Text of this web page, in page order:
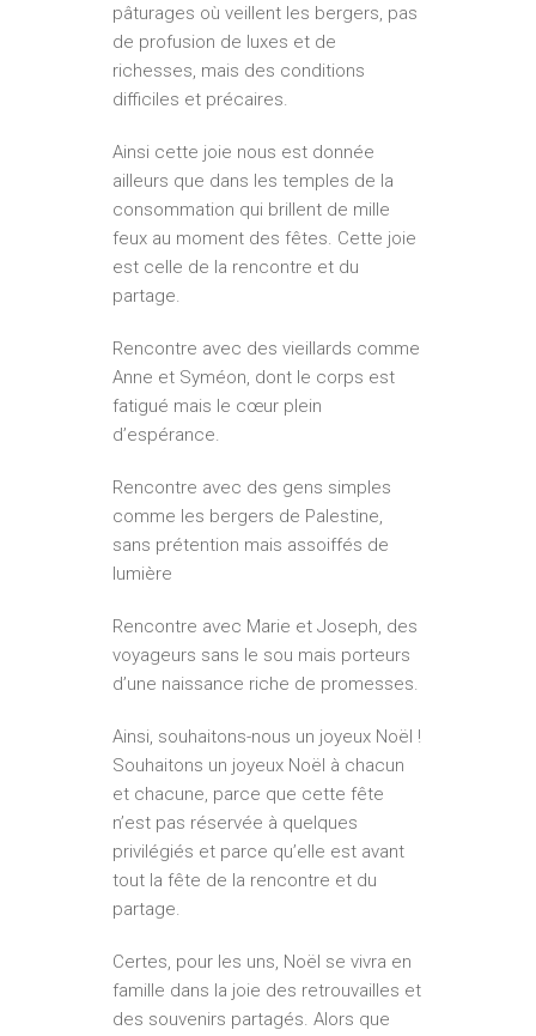
pâturages où veillent les bergers, pas
de profusion de luxes et de
richesses, mais des conditions
difficiles et précaires.
Ainsi cette joie nous est donnée
ailleurs que dans les temples de la
consommation qui brillent de mille
feux au moment des fêtes. Cette joie
est celle de la rencontre et du
partage.
Rencontre avec des vieillards comme
Anne et Syméon, dont le corps est
fatigué mais le cœur plein
d’espérance.
Rencontre avec des gens simples
comme les bergers de Palestine,
sans prétention mais assoiffés de
lumière
Rencontre avec Marie et Joseph, des
voyageurs sans le sou mais porteurs
d’une naissance riche de promesses.
Ainsi, souhaitons-nous un joyeux Noël !
Souhaitons un joyeux Noël à chacun
et chacune, parce que cette fête
n’est pas réservée à quelques
privilégiés et parce qu’elle est avant
tout la fête de la rencontre et du
partage.
Certes, pour les uns, Noël se vivra en
famille dans la joie des retrouvailles et
des souvenirs partagés. Alors que